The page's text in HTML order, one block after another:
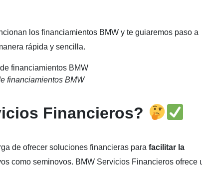
los financiamientos BMW y te guiaremos paso a
rápida y sencilla.
financiamientos BMW
Financieros?
de ofrecer soluciones financieras para facilitar la
como seminovos. BMW Servicios Financieros ofrece